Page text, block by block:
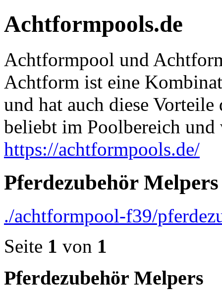
Achtformpools.de
Achtformpool und
Achtform ist eine
und hat auch diese
beliebt im Poolbereich und
https://achtformpools.de/
Pferdezubehör Melpers
./achtformpool-f39/
Seite 1 von 1
Pferdezubehör Melpers